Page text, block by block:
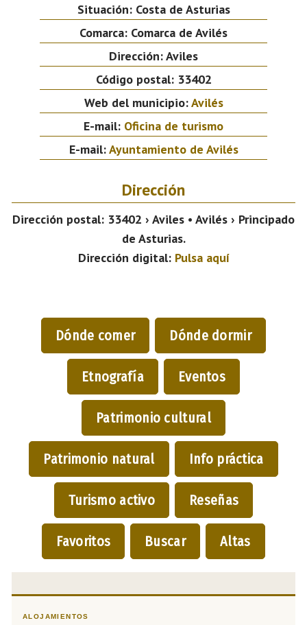
Situación:Costa de Asturias
Comarca: Comarca de Avilés
Dirección:Aviles
Código postal:33402
Web del municipio:Avilés
E-mail: Oficina de turismo
E-mail:Ayuntamiento de Avilés
Dirección
Dirección postal: 33402 › Aviles • Avilés › Principado
de Asturias.
Dirección digital: Pulsa aquí
Dónde comer Dónde dormir
Etnografía Eventos
Patrimonio cultural
Patrimonio natural Info práctica
Turismo activo Reseñas
Favoritos Buscar Altas